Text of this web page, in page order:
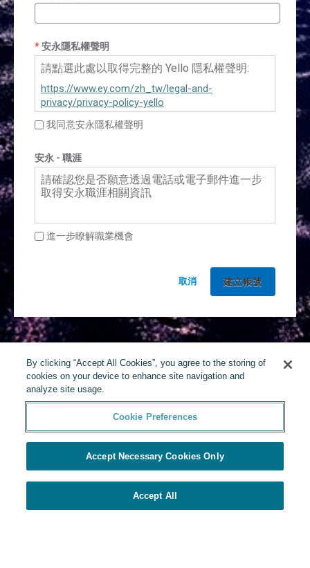
安永隱私權聲明
請點選此處以取得完整的 Yello 隱私權聲明:
https://www.ey.com/zh_tw/legal-and-
privacy/privacy-policy-yello
我同意安永隱私權聲明
安永 - 職涯
請確認您是否願意透過電話或電子郵件進一步
取得安永職涯相關資訊
進一步瞭解職業機會
取消
By clicking “Accept All Cookies”, you agree to the storing of
cookies on your device to enhance site navigation and
analyze site usage.
Cookie Preferences
Accept Necessary Cookies Only
Accept All